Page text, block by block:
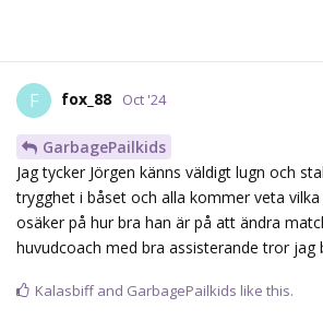
F fox_88 Oct '24
GarbagePailkids
Jag tycker Jörgen känns väldigt lugn och
trygghet i båset och alla kommer veta
osäker på hur bra han är på att ändra
huvudcoach med bra assisterande tror jag
Kalasbiffand GarbagePailkids like this.